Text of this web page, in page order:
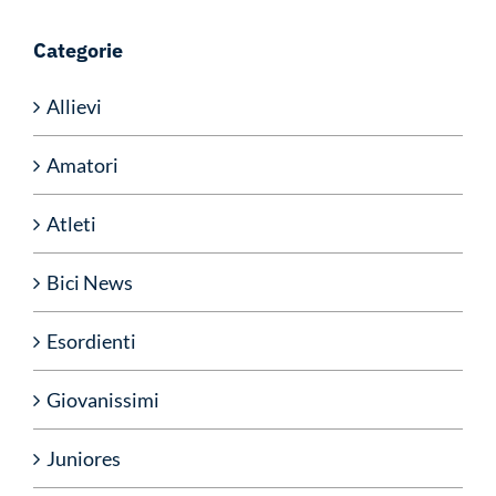
Categorie
Allievi
Amatori
Atleti
Bici News
Esordienti
Giovanissimi
Juniores